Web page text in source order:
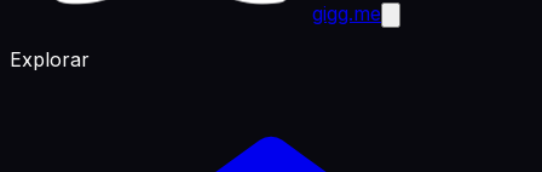
gigg.me
Explorar